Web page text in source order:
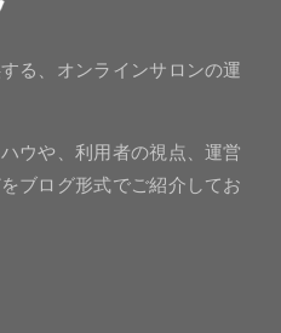
る、オンラインサロンの運
ウや、利用者の視点、運営
ブログ形式でご紹介してお